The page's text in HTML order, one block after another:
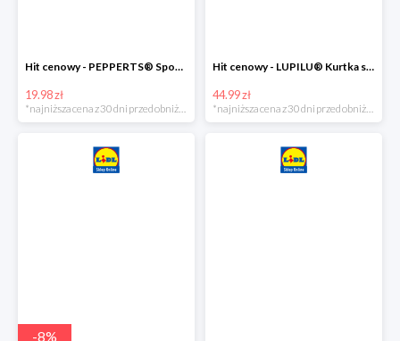
Hit cenowy - PEPPERTS® Spodnie dresowe chłopięce, 1 para
19.98 zł
Hit cenowy - LUPILU® Kurtka softshell chłopięca, 1 sztuka
44.99 zł
-8%